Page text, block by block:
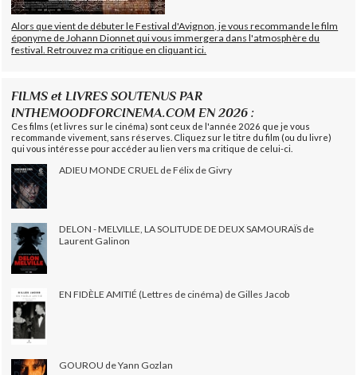
Alors que vient de débuter le Festival d'Avignon, je vous recommande le film
éponyme de Johann Dionnet qui vous immergera dans l'atmosphère du
festival. Retrouvez ma critique en cliquant ici.
FILMS et LIVRES SOUTENUS PAR
INTHEMOODFORCINEMA.COM EN 2026 :
Ces films (et livres sur le cinéma) sont ceux de l'année 2026 que je vous
recommande vivement, sans réserves. Cliquez sur le titre du film (ou du livre)
qui vous intéresse pour accéder au lien vers ma critique de celui-ci.
ADIEU MONDE CRUEL de Félix de Givry
DELON - MELVILLE, LA SOLITUDE DE DEUX SAMOURAÏS de
Laurent Galinon
EN FIDÈLE AMITIÉ (Lettres de cinéma) de Gilles Jacob
GOUROU de Yann Gozlan